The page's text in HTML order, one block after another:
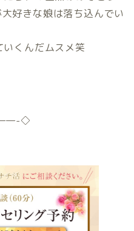
好きな娘は落ち込んでい
くんだムスメ笑
◇